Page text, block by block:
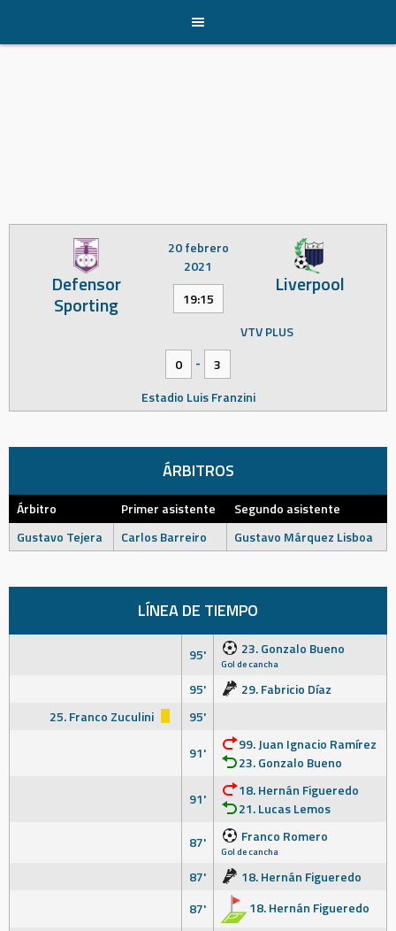
content
Defensor
Sporting
Liverpool
20 febrero
2021
19:15
VTV PLUS
0
-
3
Estadio Luis Franzini
ÁRBITROS
Árbitro Primer asistente
Segundo asistente
Gustavo Tejera
Carlos Barreiro Gustavo Márquez Lisboa
LÍNEA DE TIEMPO
95' 23. Gonzalo Bueno
Gol de cancha
95'
29. Fabricio Díaz
25. Franco Zuculini
95'
91'
99. Juan Ignacio Ramírez
23. Gonzalo Bueno
91'
18. Hernán Figueredo
21. Lucas Lemos
87'
Franco Romero
Gol de cancha
87'
18. Hernán Figueredo
87'
18. Hernán Figueredo